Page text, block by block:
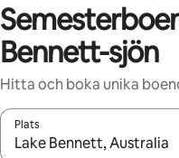
Bennett-sjön
Hitta och boka unika
Plats
När resultaten är